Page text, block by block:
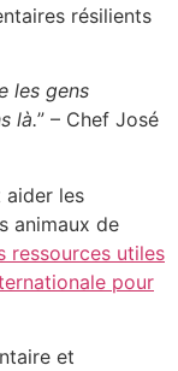
résilients
les gens
là.” – Chef José
aider les
animaux de
ressources utiles
pour
et